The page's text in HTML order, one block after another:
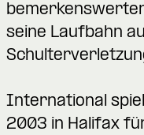
seine Laufbahn
International
2003 in Halifax